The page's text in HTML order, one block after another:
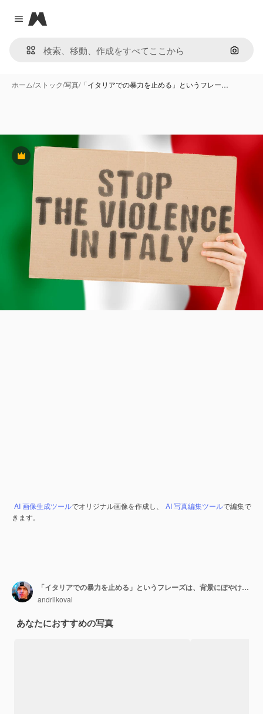
Close menu
Magnific
画像で
ホーム/ストック/写真/「イタリアでの暴力を止める」というフレー…
Premium
AI 画像生成ツールでオリジナル画像を作成し、 AI 写真編集ツールで編集で
きます。
「イタリアでの暴力を止める」というフレーズは、背景にぼやけたイタリアの旗を持つ男性の手のバナーにあります 悲しい権利 セキュリティ 社会的ストレス 戦闘 憎しみ 残酷
andriikoval
あなたにおすすめの写真